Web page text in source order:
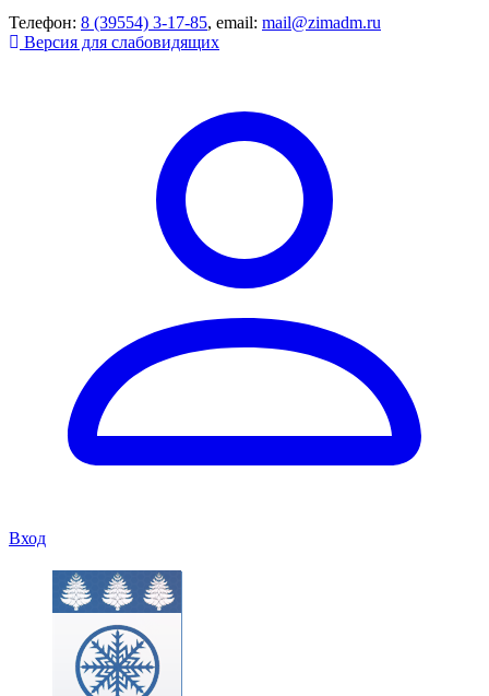
Телефон: 8 (39554) 3-17-85, email: mail@zimadm.ru
Версия для слабовидящих
Вход